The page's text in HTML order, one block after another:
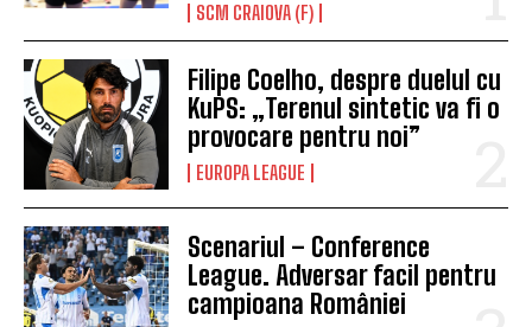
SCM CRAIOVA (F)
Filipe Coelho, despre duelul cu
KuPS: „Terenul sintetic va fi o
provocare pentru noi”
EUROPA LEAGUE
Scenariul – Conference
League. Adversar facil pentru
campioana României